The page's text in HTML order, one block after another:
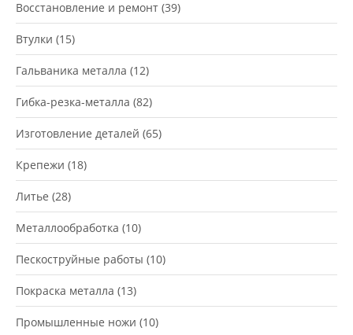
Восстановление и ремонт (39)
Втулки (15)
Гальваника металла (12)
Гибка-резка-металла (82)
Изготовление деталей (65)
Крепежи (18)
Литье (28)
Металлообработка (10)
Пескоструйные работы (10)
Покраска металла (13)
Промышленные ножи (10)